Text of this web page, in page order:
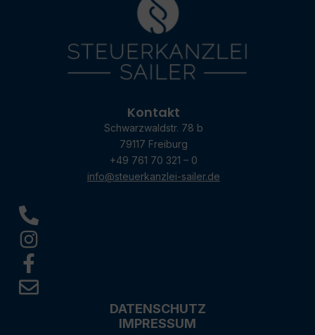
Kontakt
Schwarzwaldstr. 78 b
79117 Freiburg
+49 761 70 321 – 0
info@steuerkanzlei-sailer.de
DATENSCHUTZ
IMPRESSUM